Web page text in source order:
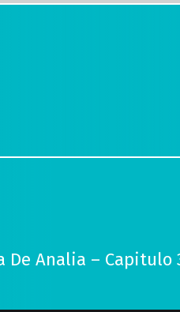
De Analia – Capitulo